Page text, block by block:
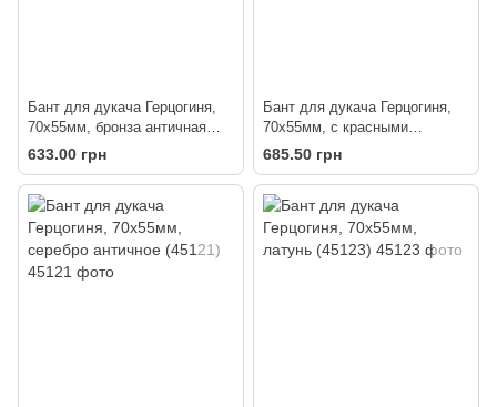
Бант для дукача Герцогиня,
70х55мм, бронза античная
(45122)
633.00 грн
Бант для дукача Герцогиня,
70х55мм, с красными
кабошонами (4512)
685.50 грн